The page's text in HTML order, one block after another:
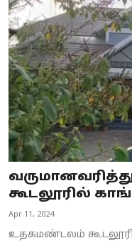
கூடலூரில்
Apr 11, 2024
உதகமண்டலம்